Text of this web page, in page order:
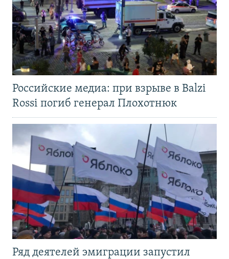
Российские медиа: при взрыве в Balzi
Rossi погиб генерал Плохотнюк
Ряд деятелей эмиграции запустил